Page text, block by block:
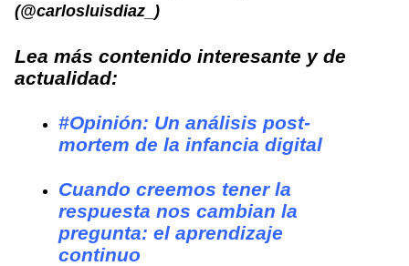
(@carlosluisdiaz_)
Lea más contenido interesante y de
actualidad:
#Opinión: Un análisis post-
mortem de la infancia digital
Cuando creemos tener la
respuesta nos cambian la
pregunta: el aprendizaje
continuo